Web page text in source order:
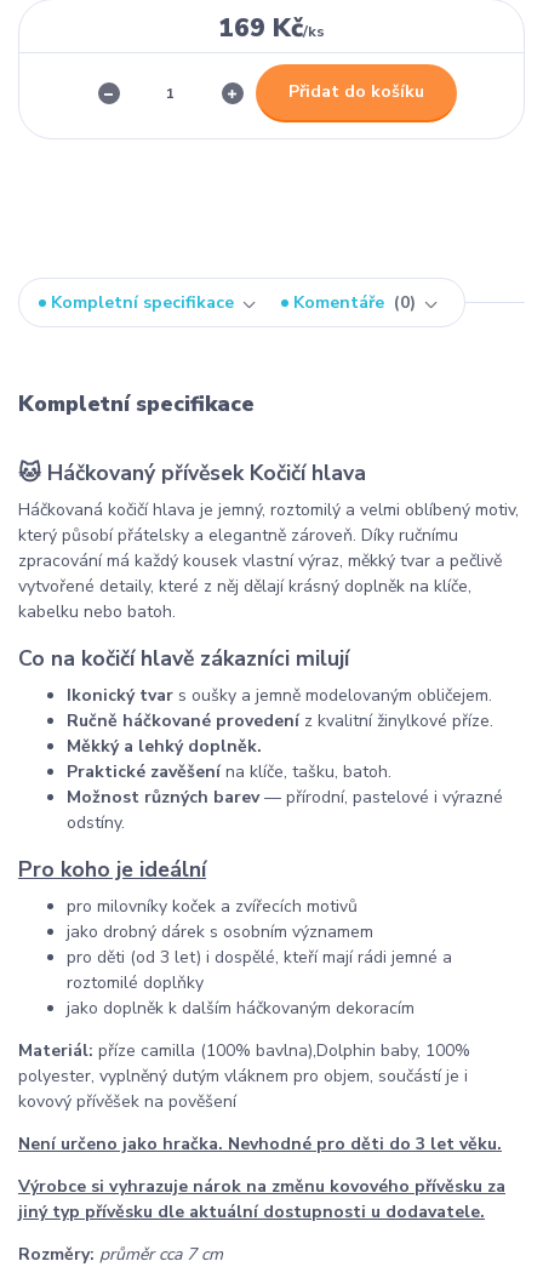
169 Kč/ks
Přidat do košíku
Kompletní specifikace Komentáře 0
Kompletní specifikace
🐱 Háčkovaný přívěsek Kočičí hlava
Háčkovaná kočičí hlava je jemný, roztomilý a velmi oblíbený motiv,
který působí přátelsky a elegantně zároveň. Díky ručnímu
zpracování má každý kousek vlastní výraz, měkký tvar a pečlivě
vytvořené detaily, které z něj dělají krásný doplněk na klíče,
kabelku nebo batoh.
Co na kočičí hlavě zákazníci milují
Ikonický tvar s oušky a jemně modelovaným obličejem.
Ručně háčkované provedeníz kvalitní žinylkové příze.
Měkký a lehký doplněk.
Praktické zavěšenína klíče, tašku, batoh.
Možnost různých barev— přírodní, pastelové i výrazné
odstíny.
Pro koho je ideální
pro milovníky koček a zvířecích motivů
jako drobný dárek s osobním významem
pro děti (od 3 let) i dospělé, kteří mají rádi jemné a
roztomilé doplňky
jako doplněk k dalším háčkovaným dekoracím
Materiál: příze camilla (100% bavlna),Dolphin baby, 100%
polyester, vyplněný dutým vláknem pro objem, součástí je i
kovový přívěšek na pověšení
Není určeno jako hračka. Nevhodné pro děti do 3 let věku.
Výrobce si vyhrazuje nárok na změnu kovového přívěsku za
jiný typ přívěsku dle aktuální dostupnosti u dodavatele.
Rozměry: průměr cca 7 cm